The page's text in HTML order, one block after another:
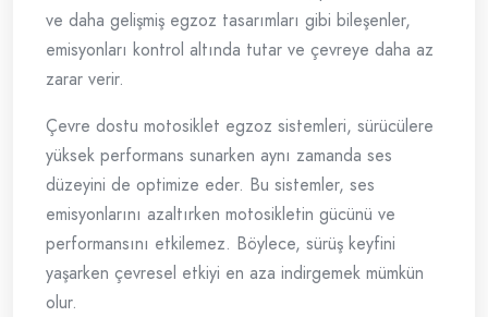
ve daha gelişmiş egzoz tasarımları gibi bileşenler,
emisyonları kontrol altında tutar ve çevreye daha az
zarar verir.
Çevre dostu motosiklet egzoz sistemleri, sürücülere
yüksek performans sunarken aynı zamanda ses
düzeyini de optimize eder. Bu sistemler, ses
emisyonlarını azaltırken motosikletin gücünü ve
performansını etkilemez. Böylece, sürüş keyfini
yaşarken çevresel etkiyi en aza indirgemek mümkün
olur.